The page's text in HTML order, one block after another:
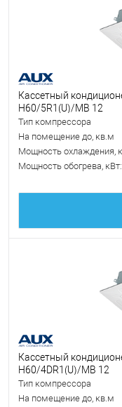
Кассетный
H60/5R1(U)/MB 12
Тип компрессора
На помещение до, кв.м
Мощность охлаждения,
Мощность обогрева, кВт:
Кассетный
H60/4DR1(U)/MB 12
Тип компрессора
На помещение до, кв.м